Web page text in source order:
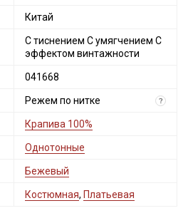
Китай
С тиснением С умягчением С
эффектом винтажности
041668
Режем по нитке ?
Крапива 100%
Однотонные
Бежевый
Костюмная, Платьевая